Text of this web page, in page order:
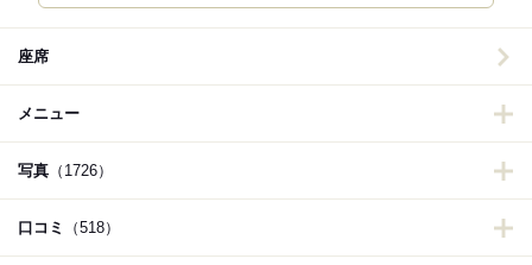
座席
メニュー
写真 （1726）
口コミ （518）